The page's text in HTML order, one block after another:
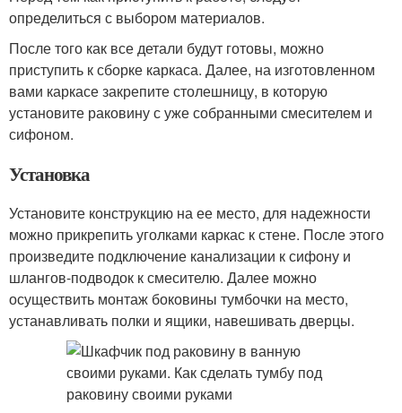
определиться с выбором материалов.
После того как все детали будут готовы, можно
приступить к сборке каркаса. Далее, на изготовленном
вами каркасе закрепите столешницу, в которую
установите раковину с уже собранными смесителем и
сифоном.
Установка
Установите конструкцию на ее место, для надежности
можно прикрепить уголками каркас к стене. После этого
произведите подключение канализации к сифону и
шлангов-подводок к смесителю. Далее можно
осуществить монтаж боковины тумбочки на место,
устанавливать полки и ящики, навешивать дверцы.